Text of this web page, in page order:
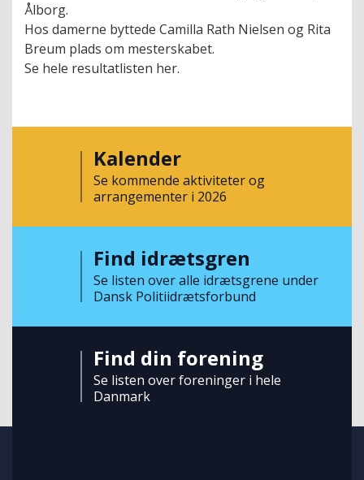
Ålborg.
Hos damerne byttede Camilla Rath Nielsen og Rita
Breum plads om mesterskabet.
Se hele resultatlisten her.
Kalender
Se kommende aktiviteter og
arrangementer i 2026
Find idrætsgren
Se listen over alle idrætsgrene under
Dansk Politiidrætsforbund
Find din forening
Se listen over foreninger i hele
Danmark